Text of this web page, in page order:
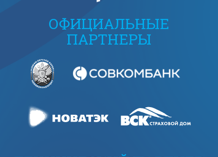
ОФИЦИАЛЬНЫЕ
ПАРТНЕРЫ